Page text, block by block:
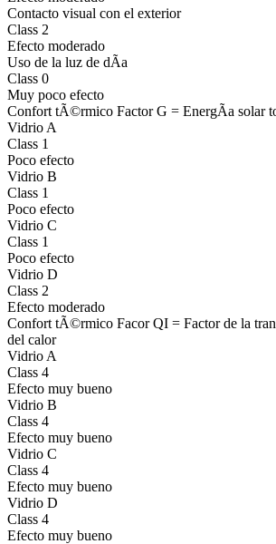
Contacto visual con el exterior
Class 2
Efecto moderado
Uso de la luz de dÃ­a
Class 0
Muy poco efecto
Confort tÃ©rmico Factor G = EnergÃ­a solar
Vidrio A
Class 1
Poco efecto
Vidrio B
Class 1
Poco efecto
Vidrio C
Class 1
Poco efecto
Vidrio D
Class 2
Efecto moderado
Confort tÃ©rmico Facor QI = Factor de la
del calor
Vidrio A
Class 4
Efecto muy bueno
Vidrio B
Class 4
Efecto muy bueno
Vidrio C
Class 4
Efecto muy bueno
Vidrio D
Class 4
Efecto muy bueno